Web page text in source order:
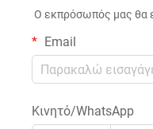
ενδύματα γιόγκα και
εσώρουχα
Ο εκπρόσωπός μας θα
Email
Κινητό/WhatsApp